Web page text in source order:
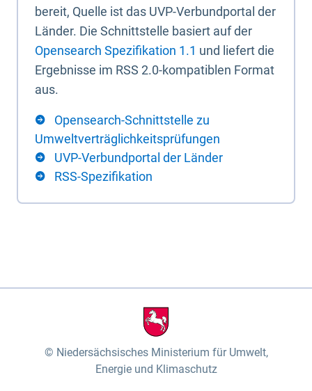
bereit, Quelle ist das UVP-Verbundportal der
Länder. Die Schnittstelle basiert auf der
Opensearch Spezifikation 1.1 und liefert die
Ergebnisse im RSS 2.0-kompatiblen Format
aus.
Opensearch-Schnittstelle zu
Umweltverträglichkeitsprüfungen
UVP-Verbundportal der Länder
RSS-Spezifikation
Niedersächsisches Ministerium für Umwelt,
Energie und Klimaschutz